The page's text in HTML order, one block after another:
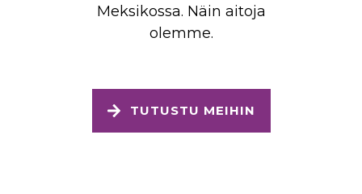
Meksikossa. Näin aitoja
olemme.
TUTUSTU MEIHIN